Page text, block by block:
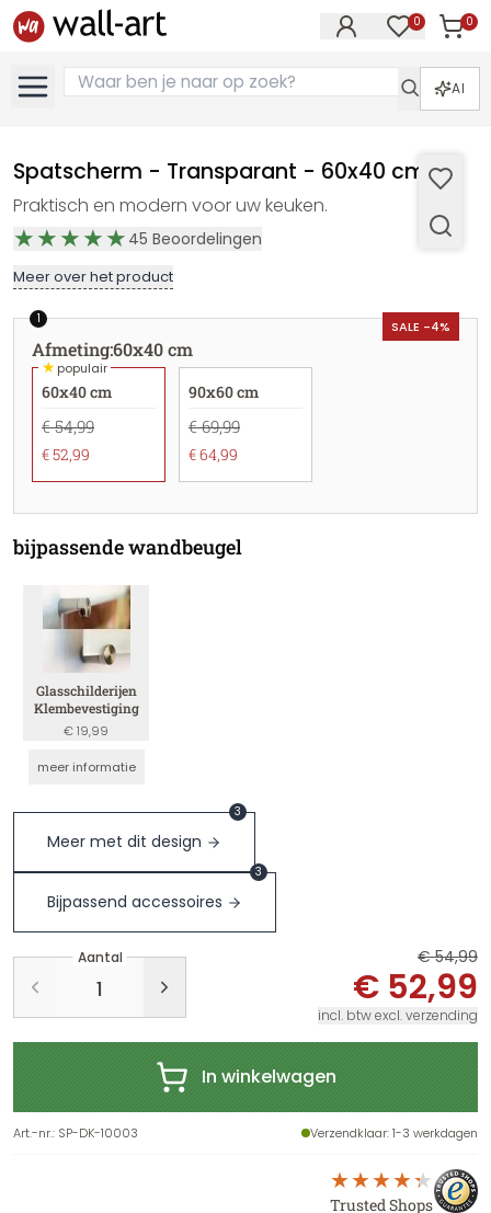
0 0
AI
Spatscherm - Transparant - 60x40 cm
Praktisch en modern voor uw keuken.
45 Beoordelingen
Meer over het product
SALE -4%
1
Afmeting:60x40 cm
★populair
60x40 cm
€ 54,99
€ 52,99
90x60 cm
€ 69,99
€ 64,99
bijpassende wandbeugel
Glasschilderijen
Klembevestiging
€ 19,99
meer informatie
Meer met dit design
3
Bijpassend accessoires
3
Aantal € 54,99
€ 52,99
incl. btw excl. verzending
In winkelwagen
Art.-nr.: SP-DK-10003 Verzendklaar: 1-3 werkdagen
Trusted Shops